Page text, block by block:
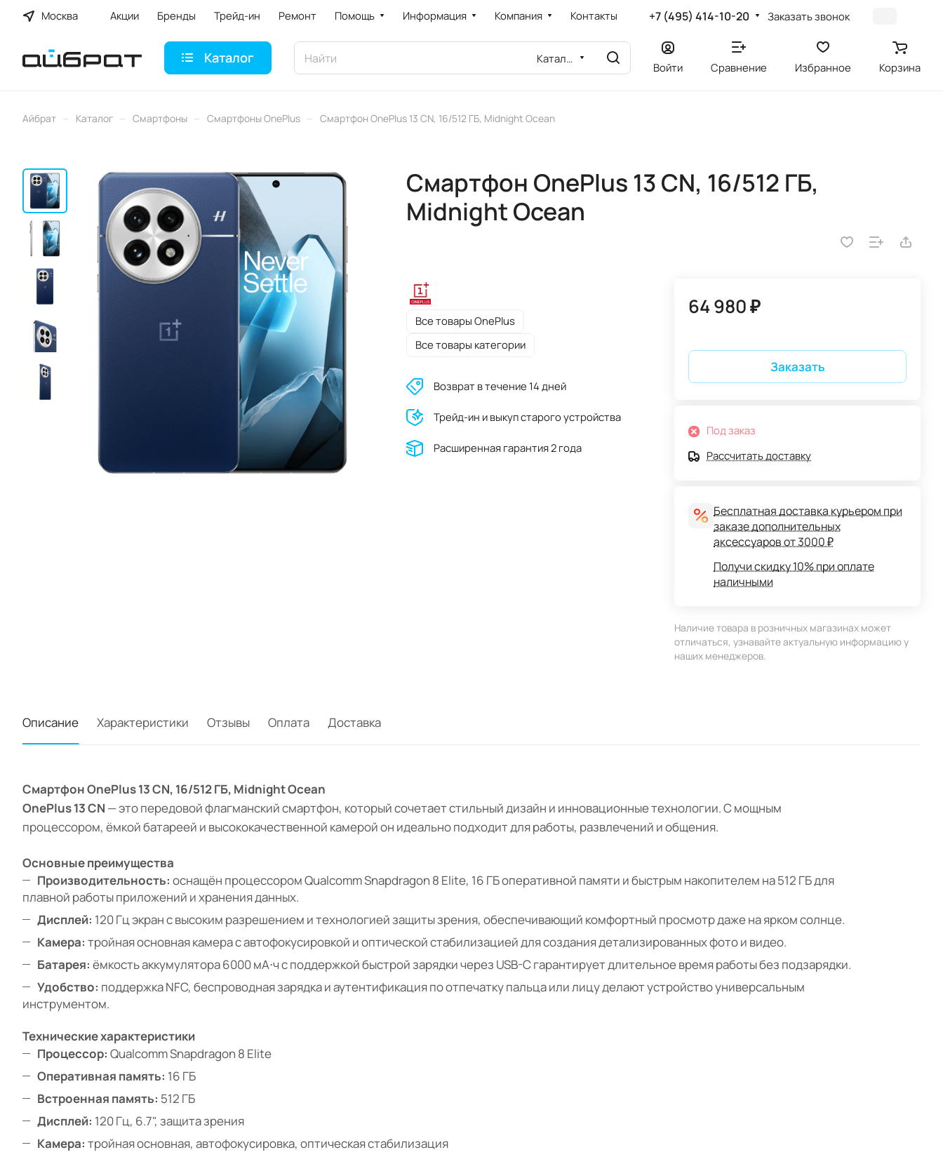
Москва Акции Бренды Трейд-ин Ремонт Помощь Информация Компания Контакты +7 (495) 414-10-20 Заказать звонок
Каталог Каталог
Войти Сравнение Избранное Корзина
Айбрат – Каталог – Смартфоны – Смартфоны OnePlus – Смартфон OnePlus 13 CN, 16/512 ГБ, Midnight Ocean
Смартфон OnePlus 13 CN, 16/512 ГБ,
Midnight Ocean
Все товары OnePlus
Все товары категории
Возврат в течение 14 дней
Трейд-ин и выкуп старого устройства
Расширенная гарантия 2 года
64 980 ₽
Заказать
Под заказ
Рассчитать доставку
Бесплатная доставка курьером при
заказе дополнительных
аксессуаров от 3000 ₽
Получи скидку 10% при оплате
наличными
Наличие товара в розничных магазинах может
отличаться, узнавайте актуальную информацию у
наших менеджеров.
Описание Характеристики Отзывы Оплата Доставка
Смартфон OnePlus 13 CN, 16/512 ГБ, Midnight Ocean
OnePlus 13 CN — это передовой флагманский смартфон, который сочетает стильный дизайн и инновационные технологии. С мощным
процессором, ёмкой батареей и высококачественной камерой он идеально подходит для работы, развлечений и общения.
Основные преимущества
Производительность: оснащён процессором Qualcomm Snapdragon 8 Elite, 16 ГБ оперативной памяти и быстрым накопителем на 512 ГБ для
плавной работы приложений и хранения данных.
Дисплей: 120 Гц экран с высоким разрешением и технологией защиты зрения, обеспечивающий комфортный просмотр даже на ярком солнце.
Камера: тройная основная камера с автофокусировкой и оптической стабилизацией для создания детализированных фото и видео.
Батарея: ёмкость аккумулятора 6000 мА⋅ч с поддержкой быстрой зарядки через USB-C гарантирует длительное время работы без подзарядки.
Удобство: поддержка NFC, беспроводная зарядка и аутентификация по отпечатку пальца или лицу делают устройство универсальным
инструментом.
Технические характеристики
Процессор: Qualcomm Snapdragon 8 Elite
Оперативная память: 16 ГБ
Встроенная память: 512 ГБ
Дисплей: 120 Гц, 6.7", защита зрения
Камера: тройная основная, автофокусировка, оптическая стабилизация